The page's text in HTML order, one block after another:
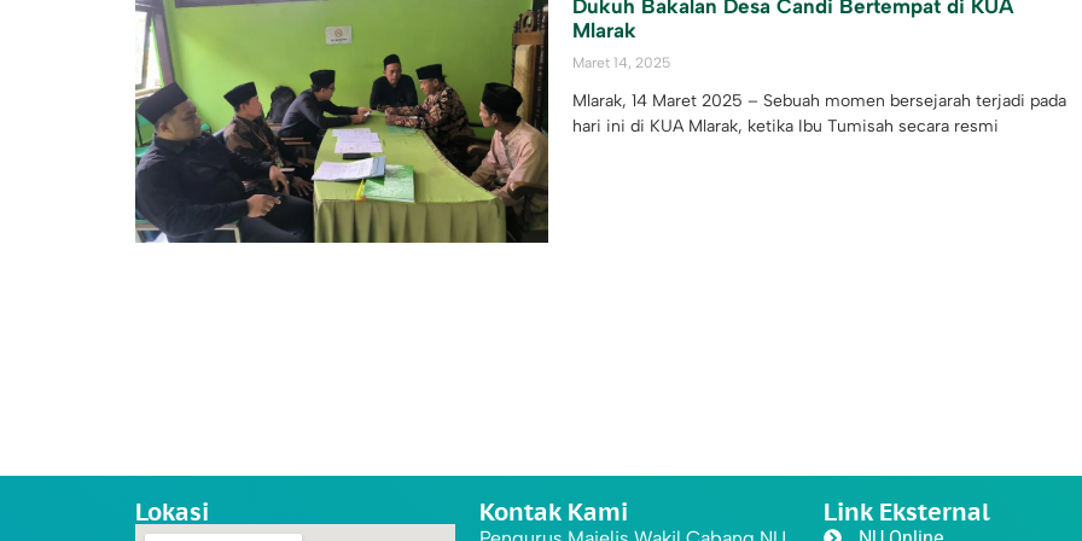
Dukuh Bakalan Desa Candi Bertempat di KUA
Mlarak
Maret 14, 2025
Mlarak, 14 Maret 2025 – Sebuah momen bersejarah terjadi pada
hari ini di KUA Mlarak, ketika Ibu Tumisah secara resmi
Lokasi Kontak Kami Link Eksternal